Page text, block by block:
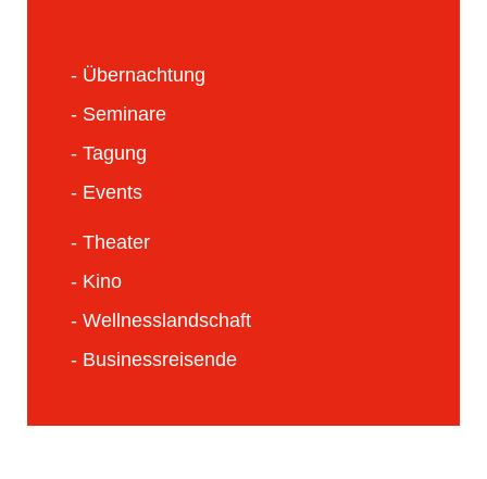
- Übernachtung
- Seminare
- Tagung
- Events
- Theater
- Kino
- Wellnesslandschaft
- Businessreisende